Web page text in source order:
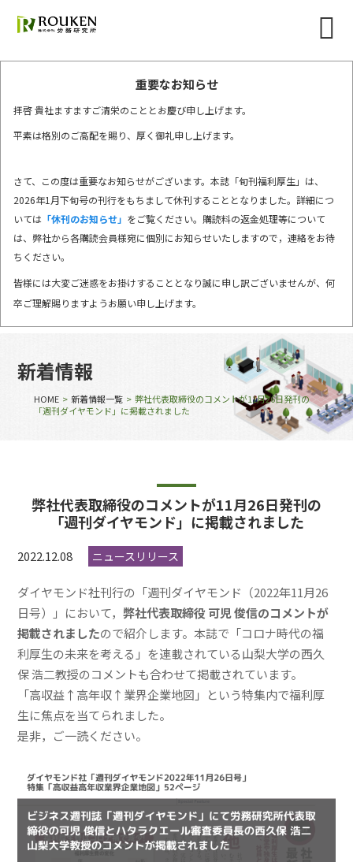
重要なお知らせ
拝啓 貴社ますますご清栄のこととお慶び申し上げます。
平素は格別のご高配を賜り、厚く御礼申し上げます。
さて、この度は重要なお知らせがございます。本誌「旬刊福利厚生」は、
2026年1月下旬号の刊行をもちまして休刊することとなりました。詳細につ
いては 「休刊のお知らせ」 をご覧ください。購読料の返金処理等について
は、弊社から各購読会員様宛に個別にお知らせいたしますので，連絡をお待
ちください。
皆様には大変ご迷惑をお掛けすることとなり誠に申し訳ございませんが、何
卒ご理解賜りますようお願い申し上げます。
新着情報
HOME> 新着情報一覧> 弊社代表取締役のコメントが11月26日発刊の
「週刊ダイヤモンド」に掲載されました
弊社代表取締役のコメントが11月26日発刊の
「週刊ダイヤモンド」に掲載されました
2022.12.08 ニュースリリース
ダイヤモンド社刊行の「週刊ダイヤモンド（2022年11月26
日号）」において，弊社代表取締役 可児 俊信のコメントが
掲載されましたので紹介します。本誌で「コロナ時代の福
利厚生の未来を考える」を連載されている山梨大学の西久
保 浩二教授のコメントも合わせて掲載されています。
「高収益↑高年収↑業界企業地図」という特集内で福利厚
生に焦点を当てられました。
是非，ご一読ください。